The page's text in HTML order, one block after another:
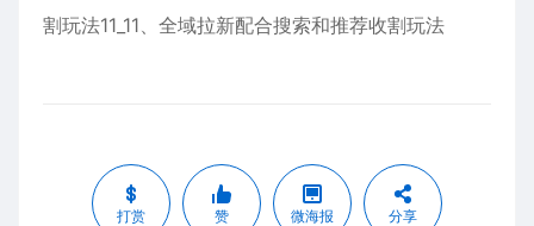
割玩法11_11、全域拉新配合搜索和推荐收割玩法
打赏 赞 微海报 分享